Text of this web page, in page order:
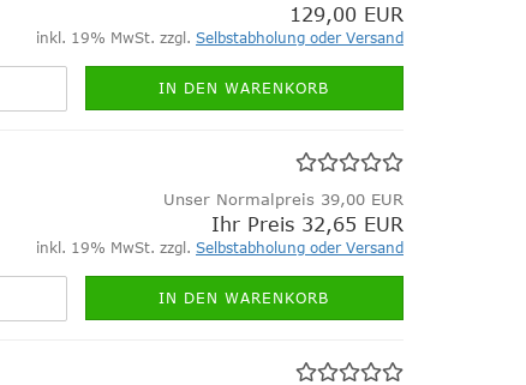
129,00 EUR
inkl. 19% MwSt. zzgl. Selbstabholung oder Versand
IN DEN WARENKORB
Unser Normalpreis 39,00 EUR
Ihr Preis 32,65 EUR
inkl. 19% MwSt. zzgl. Selbstabholung oder Versand
IN DEN WARENKORB